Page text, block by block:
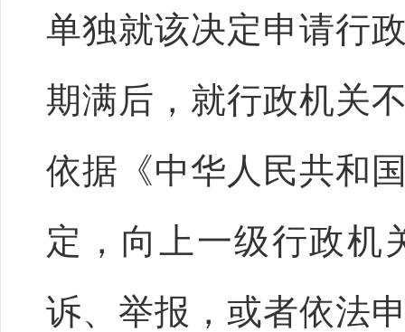
单独就该决定申请行
期满后，就行政机关
依据《中华人民共和
定，向上一级行政机
诉、举报，或者依法